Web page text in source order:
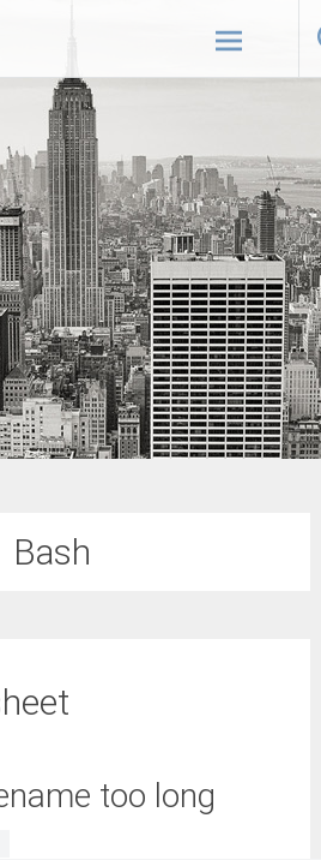
Bash
too long